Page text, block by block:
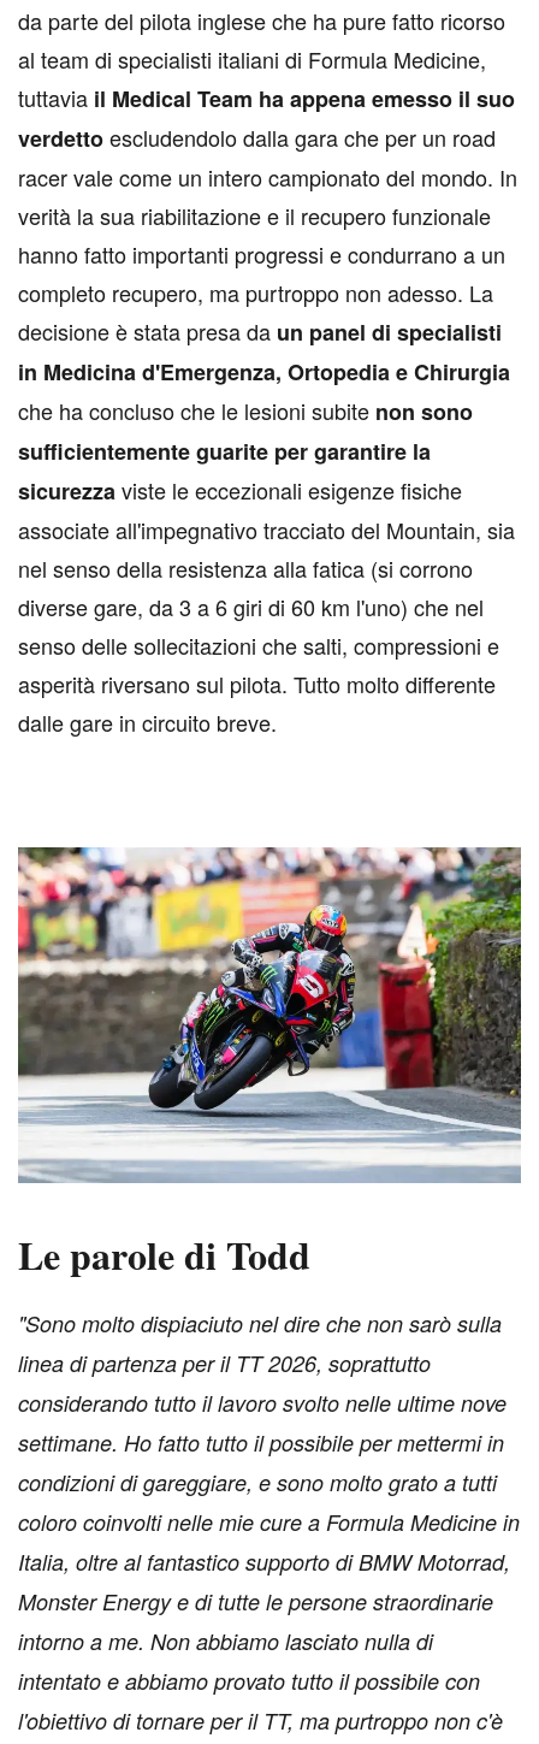
da parte del pilota inglese che ha pure fatto ricorso
al team di specialisti italiani di Formula Medicine,
tuttavia il Medical Team ha appena emesso il suo
verdettoescludendolo dalla gara che per un road
racer vale come un intero campionato del mondo. In
verità la sua riabilitazione e il recupero funzionale
hanno fatto importanti progressi e condurrano a un
completo recupero, ma purtroppo non adesso. La
decisione è stata presa da un panel di specialisti
in Medicina d'Emergenza, Ortopedia e Chirurgia
che ha concluso che le lesioni subite non sono
sufficientemente guarite per garantire la
sicurezzaviste le eccezionali esigenze fisiche
associate all'impegnativo tracciato del Mountain, sia
nel senso della resistenza alla fatica (si corrono
diverse gare, da 3 a 6 giri di 60 km l'uno) che nel
senso delle sollecitazioni che salti, compressioni e
asperità riversano sul pilota. Tutto molto differente
dalle gare in circuito breve.
Le parole di Todd
"Sono molto dispiaciuto nel dire che non sarò sulla
linea di partenza per il TT 2026, soprattutto
considerando tutto il lavoro svolto nelle ultime nove
settimane. Ho fatto tutto il possibile per mettermi in
condizioni di gareggiare, e sono molto grato a tutti
coloro coinvolti nelle mie cure a Formula Medicine in
Italia, oltre al fantastico supporto di BMW Motorrad,
Monster Energy e di tutte le persone straordinarie
intorno a me. Non abbiamo lasciato nulla di
intentato e abbiamo provato tutto il possibile con
l'obiettivo di tornare per il TT, ma purtroppo non c'è